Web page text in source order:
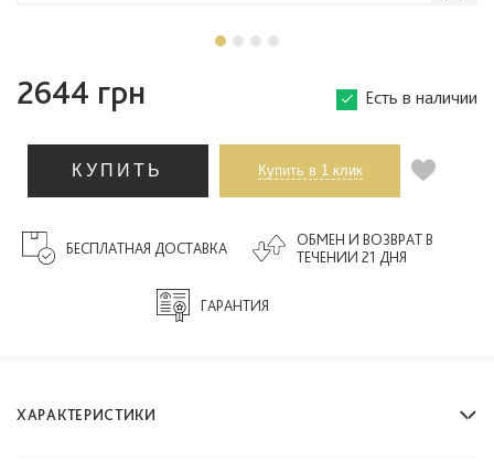
2644 грн Есть в наличии
КУПИТЬ Купить в 1 клик
ОБМЕН И ВОЗВРАТ В
ТЕЧЕНИИ 21 ДНЯ
ГАРАНТИЯ
БЕСПЛАТНАЯ ДОСТАВКА
ХАРАКТЕРИСТИКИ